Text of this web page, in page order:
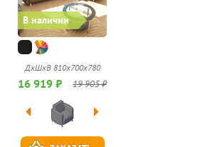
В наличии
ДхШхВ 810х700х780
16 919 ₽ 19 905 ₽